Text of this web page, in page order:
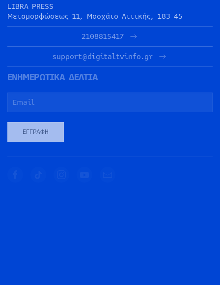
LIBRA PRESS
Μεταμορφώσεως 11, Μοσχάτο Αττικής, 183 45
2108815417
support@digitaltvinfo.gr
ΕΝΗΜΕΡΩΤΙΚΑ ΔΕΛΤΙΑ
ΕΓΓΡΑΦΉ